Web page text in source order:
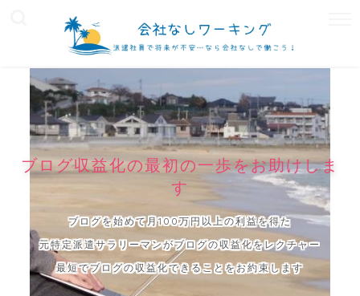
ブログ収益化の最初の一歩をお助けしま
す
ブログを始めて月100万円以上の利益を得た
元特定派遣サラリーマンがブログの収益化をレクチャー
最短でブログの収益化できることをお約束します